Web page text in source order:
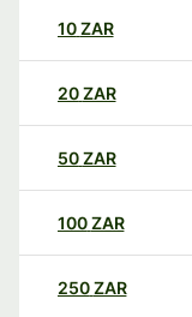
10ZAR
20ZAR
50ZAR
100ZAR
250ZAR